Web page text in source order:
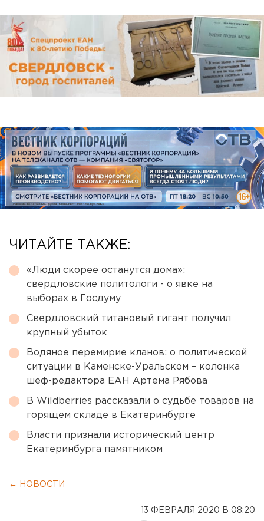
ЧИТАЙТЕ ТАКЖЕ:
«Люди скорее останутся дома»:
свердловские политологи - о явке на
выборах в Госдуму
Свердловский титановый гигант получил
крупный убыток
Водяное перемирие кланов: о политической
ситуации в Каменске-Уральском – колонка
шеф-редактора ЕАН Артема Рябова
В Wildberries рассказали о судьбе товаров на
горящем складе в Екатеринбурге
Власти признали исторический центр
Екатеринбурга памятником
← НОВОСТИ
13 ФЕВРАЛЯ 2020 В 08:20